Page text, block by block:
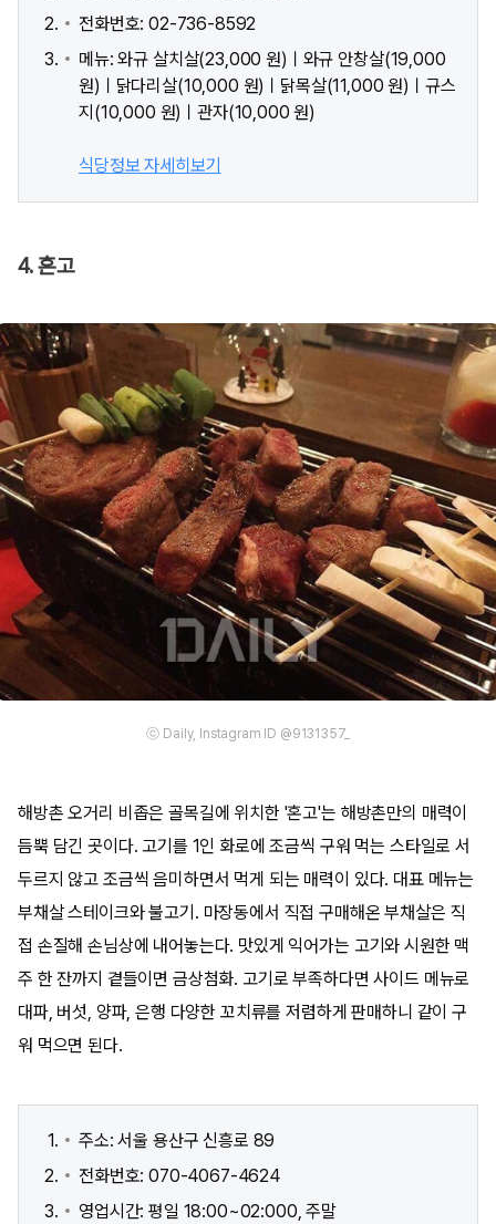
전화번호: 02-736-8592
메뉴: 와규 살치살(23,000 원)ㅣ와규 안창살(19,000
원)ㅣ닭다리살(10,000 원)ㅣ닭목살(11,000 원)ㅣ규스
지(10,000 원)ㅣ관자(10,000 원)
식당정보 자세히보기
4. 혼고
ⓒ Daily, Instagram ID @9131357_
해방촌 오거리 비좁은 골목길에 위치한 '혼고'는 해방촌만의 매력이
듬뿍 담긴 곳이다. 고기를 1인 화로에 조금씩 구워 먹는 스타일로 서
두르지 않고 조금씩 음미하면서 먹게 되는 매력이 있다. 대표 메뉴는
부채살 스테이크와 불고기. 마장동에서 직접 구매해온 부채살은 직
접 손질해 손님상에 내어놓는다. 맛있게 익어가는 고기와 시원한 맥
주 한 잔까지 곁들이면 금상첨화. 고기로 부족하다면 사이드 메뉴로
대파, 버섯, 양파, 은행 다양한 꼬치류를 저렴하게 판매하니 같이 구
워 먹으면 된다.
주소: 서울 용산구 신흥로 89
전화번호: 070-4067-4624
영업시간: 평일 18:00~02:000, 주말